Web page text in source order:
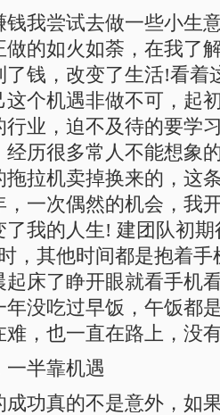
尝试去做一些小生
做的如火如荼，在我了
了钱，改变了生活!看着
个机遇非做不可，起
业，迫不及待的要学
历很多常人不能想象
拖拉机卖掉换来的，这
，一次偶然的机会，我
我的人生! 建团队初
，其他时间都是抱着
床了睁开眼就看手机
没吃过早饭，午饭都
，也一直在路上，没
半靠机遇
真的不是意外，如